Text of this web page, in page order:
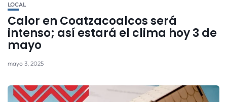
LOCAL
Calor en Coatzacoalcos será
intenso; así estará el clima hoy 3 de
mayo
mayo 3, 2025